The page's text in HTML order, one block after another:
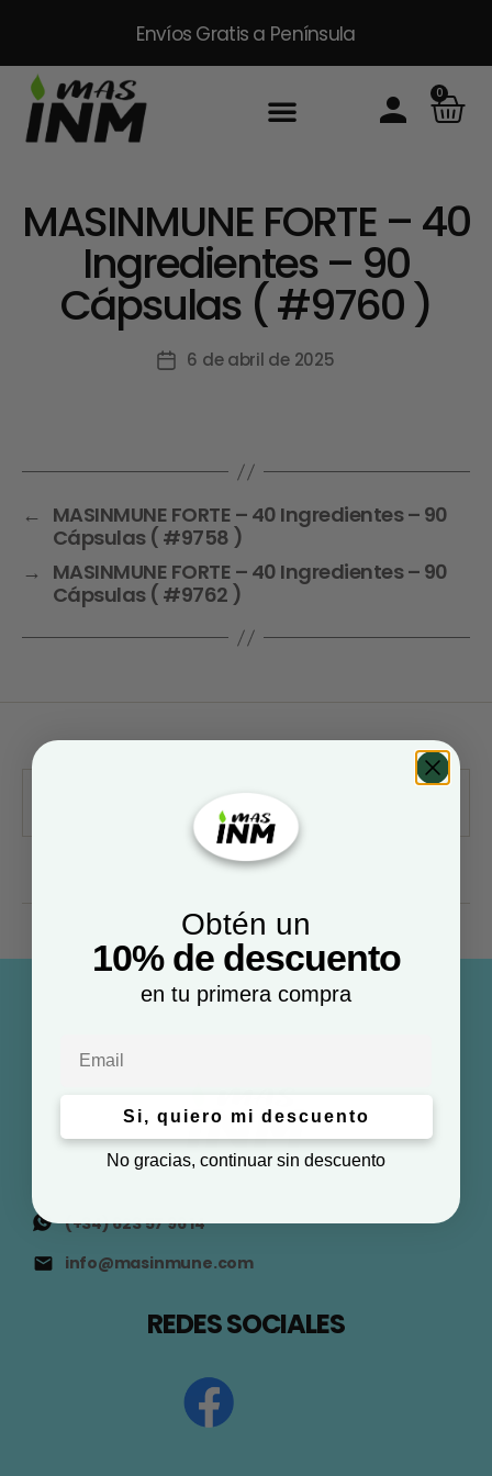
Envíos Gratis a Península
0
MASINMUNE FORTE – 40
Ingredientes – 90
Cápsulas ( #9760 )
6 de abril de 2025
← MASINMUNE FORTE – 40 Ingredientes – 90
Cápsulas ( #9758 )
→ MASINMUNE FORTE – 40 Ingredientes – 90
Cápsulas ( #9762 )
(+34) 623 57 96 14
info@masinmune.com
REDES SOCIALES
Obtén un
10% de descuento
en tu primera compra
Si, quiero mi descuento
No gracias, continuar sin descuento